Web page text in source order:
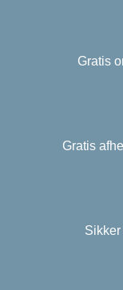
Gratis
Gratis